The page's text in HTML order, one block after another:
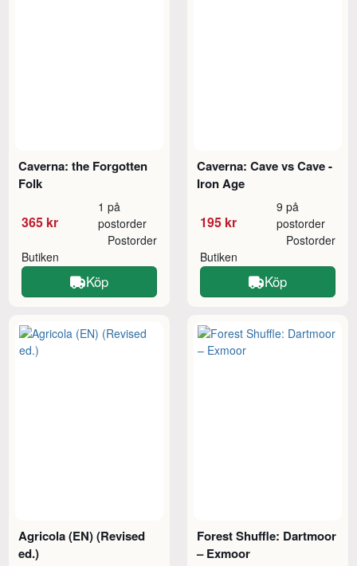
Caverna: the Forgotten
Folk
365 kr
1 på
postorder
Butiken
Postorder
Köp
Caverna: Cave vs Cave -
Iron Age
195 kr
9 på
postorder
Butiken
Postorder
Köp
Agricola (EN) (Revised
ed.)
Forest Shuffle: Dartmoor
– Exmoor